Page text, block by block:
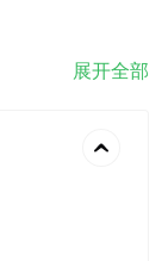
展开全部